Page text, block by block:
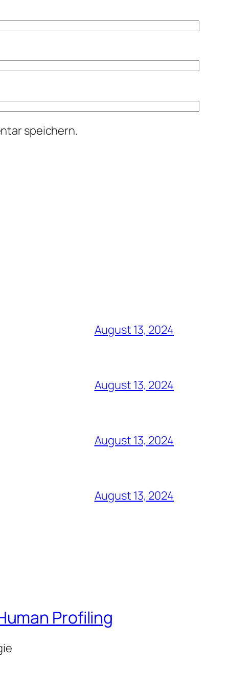
speichern.
August 13, 2024
August 13, 2024
August 13, 2024
August 13, 2024
Profiling